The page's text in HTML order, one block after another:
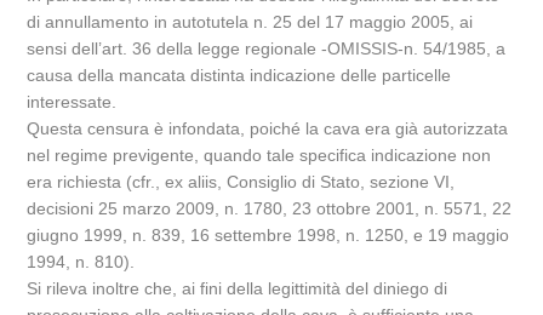
di annullamento in autotutela n. 25 del 17 maggio 2005, ai
sensi dell’art. 36 della legge regionale -OMISSIS-n. 54/1985, a
causa della mancata distinta indicazione delle particelle
interessate.
Questa censura è infondata, poiché la cava era già autorizzata
nel regime previgente, quando tale specifica indicazione non
era richiesta (cfr., ex aliis, Consiglio di Stato, sezione VI,
decisioni 25 marzo 2009, n. 1780, 23 ottobre 2001, n. 5571, 22
giugno 1999, n. 839, 16 settembre 1998, n. 1250, e 19 maggio
1994, n. 810).
Si rileva inoltre che, ai fini della legittimità del diniego di